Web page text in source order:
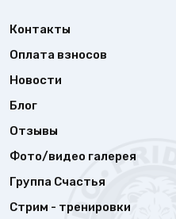
Контакты
Оплата взносов
Новости
Блог
Отзывы
Фото/видео галерея
Группа Счастья
Стрим - тренировки